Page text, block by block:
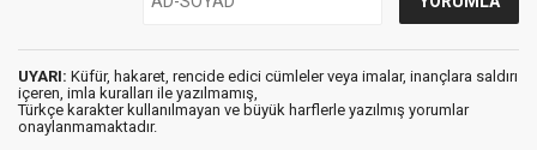
UYARI: Küfür, hakaret, rencide edici cümleler veya imalar, inançlara saldırı
içeren, imla kuralları ile yazılmamış,
Türkçe karakter kullanılmayan ve büyük harflerle yazılmış yorumlar
onaylanmamaktadır.